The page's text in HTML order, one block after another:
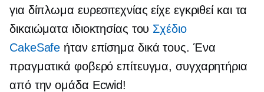
για δίπλωμα ευρεσιτεχνίας είχε εγκριθεί και τα
δικαιώματα ιδιοκτησίας του Σχέδιο
CakeSafe ήταν επίσημα δικά τους. Ένα
πραγματικά φοβερό επίτευγμα, συγχαρητήρια
από την ομάδα Ecwid!